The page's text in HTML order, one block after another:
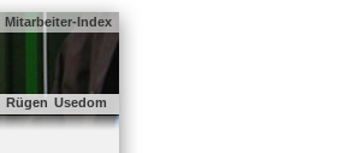
Mitarbeiter-Index
Rügen Usedom